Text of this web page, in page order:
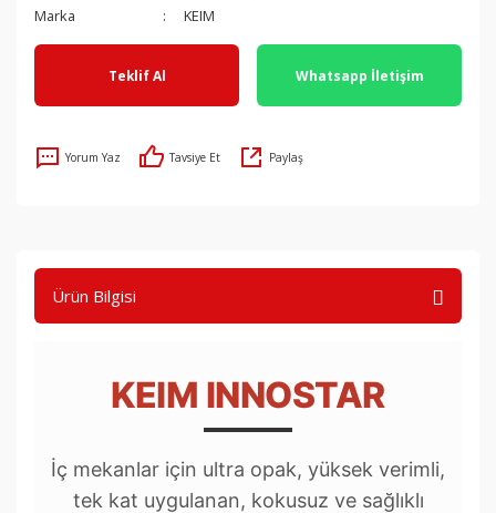
Marka
KEIM
Teklif Al Whatsapp İletişim
Yorum Yaz Tavsiye Et Paylaş
Ürün Bilgisi
KEIM INNOSTAR
İç mekanlar için ultra opak, yüksek verimli,
tek kat uygulanan, kokusuz ve sağlıklı